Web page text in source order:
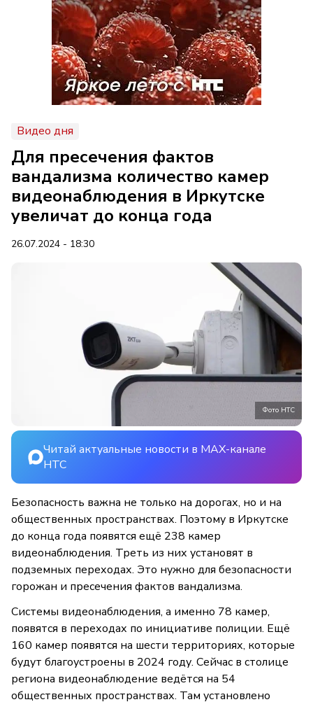
Видео дня
Для пресечения фактов
вандализма количество камер
видеонаблюдения в Иркутске
увеличат до конца года
26.07.2024 - 18:30
Фото НТС
Читай актуальные новости в MAX-канале
НТС
Безопасность важна не только на дорогах, но и на
общественных пространствах. Поэтому в Иркутске
до конца года появятся ещё 238 камер
видеонаблюдения. Треть из них установят в
подземных переходах. Это нужно для безопасности
горожан и пресечения фактов вандализма.
Системы видеонаблюдения, а именно 78 камер,
появятся в переходах по инициативе полиции. Ещё
160 камер появятся на шести территориях, которые
будут благоустроены в 2024 году. Сейчас в столице
региона видеонаблюдение ведётся на 54
общественных пространствах. Там установлено